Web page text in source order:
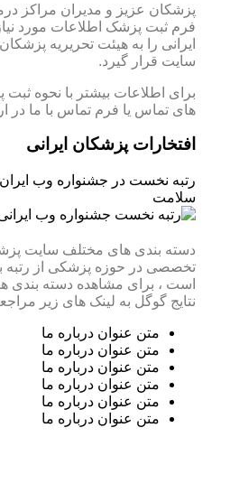
پزشکان عزیز و مدیران مراکز
فرم ثبت پزشک اطلاعات مورد
ایرانی را به هیئت تحریریه پزشکان
سایت قرار گیرد.
برای اطلاعات بیشتر با نحوه
های تماس یا فرم تماس با ما در
افتخارات پزشکان ایرانی
رتبه نخست در جشنواره وب
سلامت
دسته بندی های مختلف سایت
تخصصی در حوزه پزشکی از رتبه
است ، برای مشاهده دسته بندی
نتایج گوگل به لینک های زیر
متن عنوان درباره ما
متن عنوان درباره ما
متن عنوان درباره ما
متن عنوان درباره ما
متن عنوان درباره ما
متن عنوان درباره ما